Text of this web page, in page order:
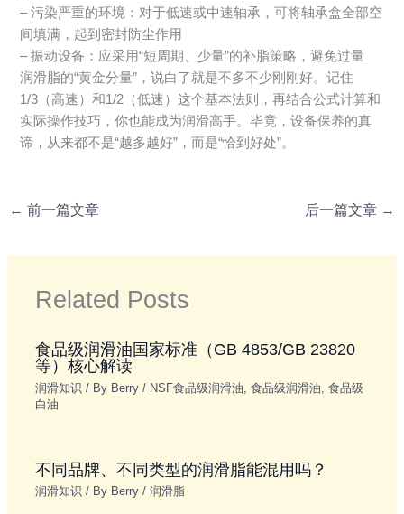
– 污染严重的环境：对于低速或中速轴承，可将轴承盒全部空
间填满，起到密封防尘作用
– 振动设备：应采用“短周期、少量”的补脂策略，避免过量
润滑脂的“黄金分量”，说白了就是不多不少刚刚好。记住
1/3（高速）和1/2（低速）这个基本法则，再结合公式计算和
实际操作技巧，你也能成为润滑高手。毕竟，设备保养的真
谛，从来都不是“越多越好”，而是“恰到好处”。
← 前一篇文章 后一篇文章 →
Related Posts
食品级润滑油国家标准（GB 4853/GB 23820
等）核心解读
润滑知识 / By Berry/ NSF食品级润滑油 ,食品级润滑油 ,食品级
白油
不同品牌、不同类型的润滑脂能混用吗？
润滑知识 / By Berry/润滑脂